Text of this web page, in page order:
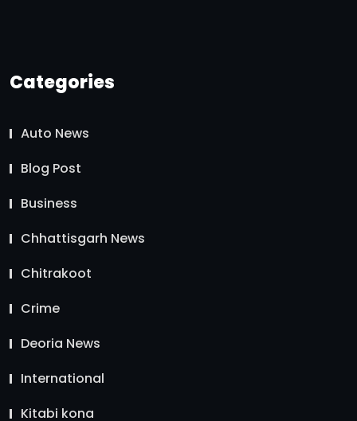
Categories
Auto News
Blog Post
Business
Chhattisgarh News
Chitrakoot
Crime
Deoria News
International
Kitabi kona